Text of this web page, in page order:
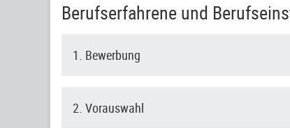
Berufserfahrene und
1. Bewerbung
2. Vorauswahl